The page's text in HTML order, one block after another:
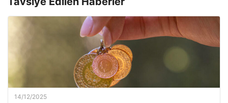
14/12/2025